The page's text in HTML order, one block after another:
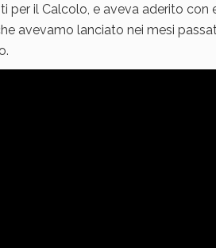
per il Calcolo, e aveva aderito
avevamo lanciato nei mesi